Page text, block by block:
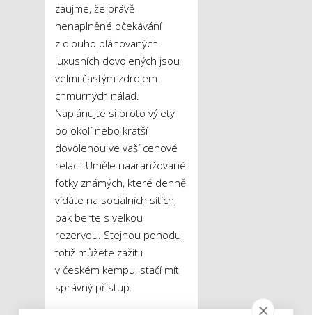
zaujme, že právě
nenaplněné očekávání
z dlouho plánovaných
luxusních dovolených jsou
velmi častým zdrojem
chmurných nálad.
Naplánujte si proto výlety
po okolí nebo kratší
dovolenou ve vaší cenové
relaci. Uměle naaranžované
fotky známých, které denně
vídáte na sociálních sítích,
pak berte s velkou
rezervou. Stejnou pohodu
totiž můžete zažít i
v českém kempu, stačí mít
správný přístup.